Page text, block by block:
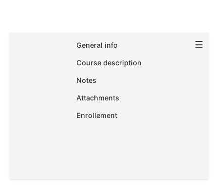
☰
General info
Course description
Notes
Attachments
Enrollement